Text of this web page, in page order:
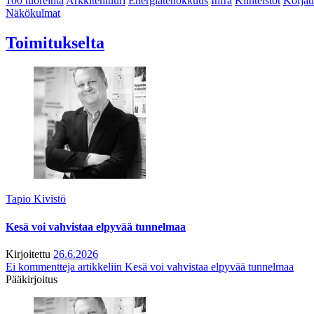
Näkökulmat
Toimitukselta
Tapio Kivistö
Kesä voi vahvistaa elpyvää tunnelmaa
Kirjoitettu 26.6.2026
Ei kommentteja artikkeliin Kesä voi vahvistaa elpyvää tunnelmaa
Pääkirjoitus